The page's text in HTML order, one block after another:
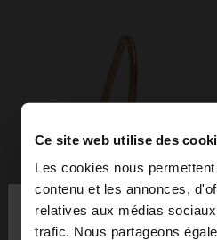
Ce site web utilise des
Les cookies nous
contenu et les annonces,
relatives aux médias
trafic. Nous partageons
bonjour